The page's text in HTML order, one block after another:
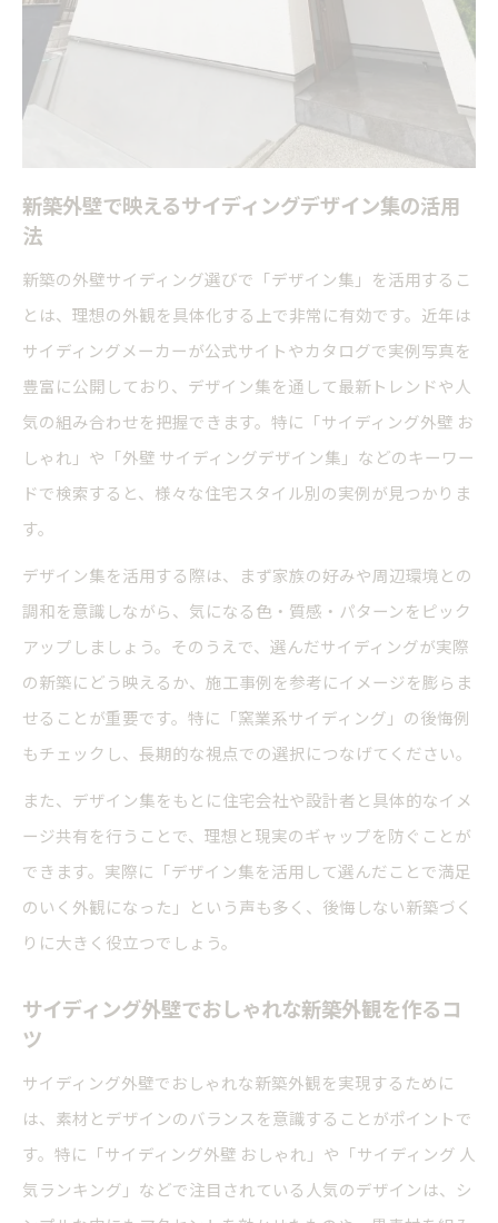
新築外壁で人気色サイディングを選ぶコツと注
サイディング外壁の人気色が新築の印象を左右
新築デザインを引き立てるサイディング人気色
サイディング人気色ランキングから学ぶ新築外
壁選び
おしゃれな新築外観を実現するサイディング色
選び
外壁の耐久性に注目した新築サイディングの選択術
新築外壁の耐久性を高めるサイディング選びの
秘訣
択基準
窯業系サイディングと新築耐久性の関係を解説
新築外壁で長持ちするサイディングの選び方
新築サイディング外壁を安心して選ぶポイント
後悔しない新築外壁ならサイディングの特徴を比較
術
新築サイディングでよくある後悔ポイントと対
策
新築外壁選びに役立つサイディング比較ポイン
人気ランキングが示す新築サイディングの注意
点
ガルバリウムとサイディングは新築でどう違う？
新築で選ぶガルバリウムとサイディングの違い
新築外壁で映えるサイディングデザイン集の活用
法
新築の外壁サイディング選びで「デザイン集」を活用するこ
とは、理想の外観を具体化する上で非常に有効です。近年は
サイディングメーカーが公式サイトやカタログで実例写真を
豊富に公開しており、デザイン集を通して最新トレンドや人
気の組み合わせを把握できます。特に「サイディング外壁 お
しゃれ」や「外壁 サイディングデザイン集」などのキーワー
ドで検索すると、様々な住宅スタイル別の実例が見つかりま
す。
デザイン集を活用する際は、まず家族の好みや周辺環境との
調和を意識しながら、気になる色・質感・パターンをピック
アップしましょう。そのうえで、選んだサイディングが実際
の新築にどう映えるか、施工事例を参考にイメージを膨らま
せることが重要です。特に「窯業系サイディング」の後悔例
もチェックし、長期的な視点での選択につなげてください。
また、デザイン集をもとに住宅会社や設計者と具体的なイメ
ージ共有を行うことで、理想と現実のギャップを防ぐことが
できます。実際に「デザイン集を活用して選んだことで満足
のいく外観になった」という声も多く、後悔しない新築づく
りに大きく役立つでしょう。
サイディング外壁でおしゃれな新築外観を作るコ
ツ
サイディング外壁でおしゃれな新築外観を実現するために
は、素材とデザインのバランスを意識することがポイントで
す。特に「サイディング外壁 おしゃれ」や「サイディング 人
気ランキング」などで注目されている人気のデザインは、シ